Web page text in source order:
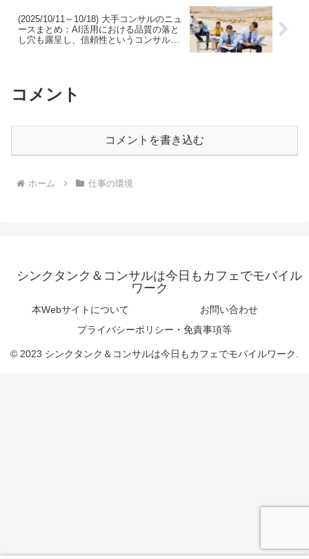
(2025/10/11～10/18) 大手コンサルのニュ
ースまとめ：AI活用における品質の落と
し穴も露呈し、信頼性というコンサルテ
コメント
コメントを書き込む
ホーム 仕事の環境
シンクタンク＆コンサルは今日もカフェでモバイル
ワーク
本Webサイトについて
お問い合わせ
プライバシーポリシー・免責事項等
© 2023 シンクタンク＆コンサルは今日もカフェでモバイルワーク.